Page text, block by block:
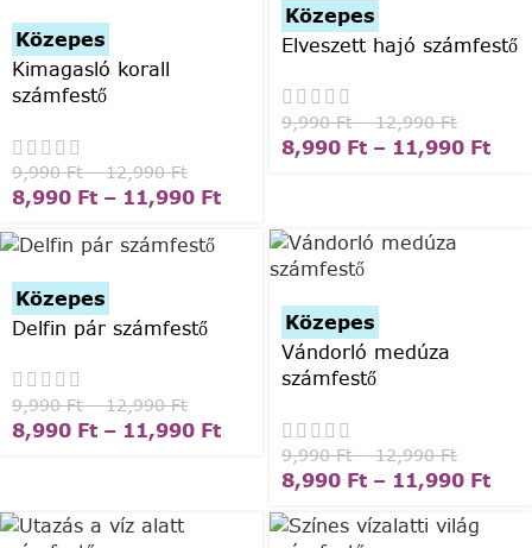
Közepes
Kimagasló korall
számfestő
9,990Ft – 12,990Ft
8,990 Ft – 11,990 Ft
Közepes
Elveszett hajó számfestő
9,990Ft – 12,990Ft
8,990 Ft – 11,990 Ft
Közepes
Delfin pár számfestő
9,990Ft – 12,990Ft
8,990 Ft – 11,990 Ft
Közepes
Vándorló medúza
számfestő
9,990Ft – 12,990Ft
8,990 Ft – 11,990 Ft